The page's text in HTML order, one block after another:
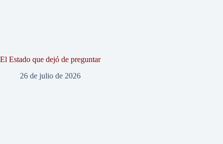
El Estado que dejó de preguntar
26 de julio de 2026